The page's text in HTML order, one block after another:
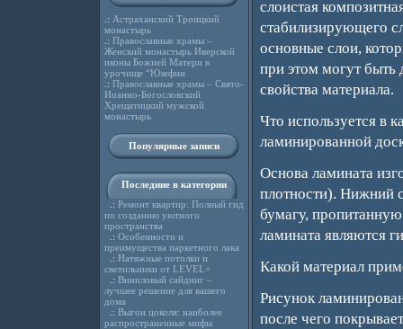
.: Астраханский Троицкий
монастырь
.: Православные храмы –
Женский монастырь Иверской
иконы Божией Матери в
урочище “Юзефин
.: Православные храмы – Свято-
Иоанно-Богословский
Хрещатицкий мужской
монастырь
Популярные записи
Последние в категории
.: Ремонт квартир: Полный гид
по созданию уютного
пространства
.: Особенности и
преимущества паркетного лака
.: Натяжные потолки и
светильники от LEVEL+
.: Виниловый сайдинг –
лучшее решение для вашего
дома
.: Выгон цоколя: наиболее
распространенные мифы
слоистая
стабилизирующего
основные слои,
при этом могут
свойства материала.
Что используется в
ламинированной
Основа ламината
плотности). Нижний
бумагу,
ламината являются
Какой материал
Рисунок
после чего